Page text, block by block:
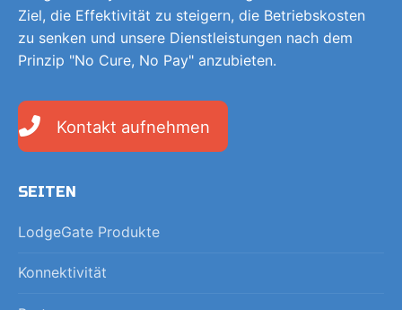
Ziel, die Effektivität zu steigern, die Betriebskosten
zu senken und unsere Dienstleistungen nach dem
Prinzip "No Cure, No Pay" anzubieten.
Kontakt aufnehmen
SEITEN
LodgeGate Produkte
Konnektivität